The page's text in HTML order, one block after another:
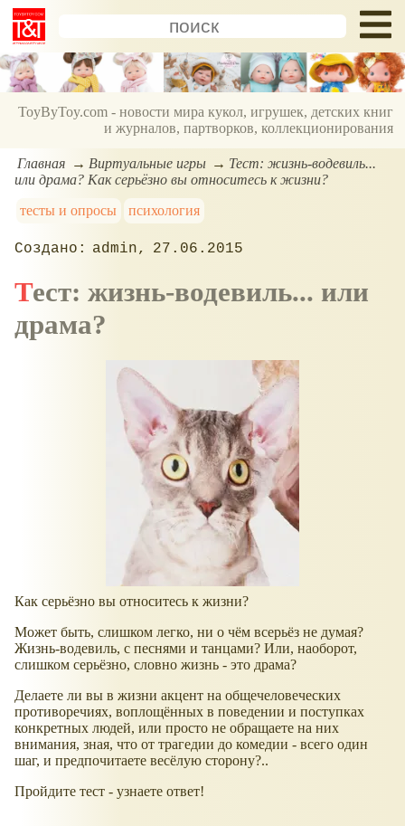
ToyByToy.com - новости мира кукол, игрушек, детских книг
и журналов, партворков, коллекционирования
Главная Виртуальные игры
Тест: жизнь-водевиль...
или драма? Как серьёзно вы относитесь к жизни?
тесты и опросы
психология
admin 27.06.2015
Тест: жизнь-водевиль... или
драма?
Как серьёзно вы относитесь к жизни?
Может быть, слишком легко, ни о чём всерьёз не думая?
Жизнь-водевиль, с песнями и танцами? Или, наоборот,
слишком серьёзно, словно жизнь - это драма?
Делаете ли вы в жизни акцент на общечеловеческих
противоречиях, воплощённых в поведении и поступках
конкретных людей, или просто не обращаете на них
внимания, зная, что от трагедии до комедии - всего один
шаг, и предпочитаете весёлую сторону?..
Пройдите тест - узнаете ответ!